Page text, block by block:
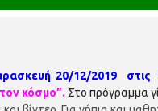
20/12/2019 στις
κόσμο”. Στο πρόγραμμα